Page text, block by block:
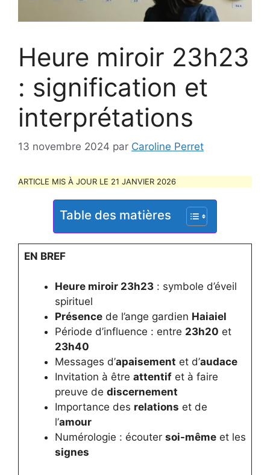
Heure miroir 23h23
: signification et
interprétations
13 novembre 2024 par Caroline Perret
ARTICLE MIS À JOUR LE 21 JANVIER 2026
Table des matières
EN BREF
Heure miroir 23h23: symbole d’éveil
spirituel
Présencede l’ange gardien Haiaiel
Période d’influence : entre 23h20 et
23h40
Messages d’apaisement et d’audace
Invitation à être attentifet à faire
preuve de discernement
Importance des relations et de
l’amour
Numérologie : écouter soi-mêmeet les
signes